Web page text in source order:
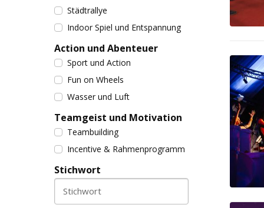
Städtrallye
Indoor Spiel und Entspannung
Action und Abenteuer
Sport und Action
Fun on Wheels
Wasser und Luft
Teamgeist und Motivation
Teambuilding
Incentive & Rahmenprogramm
Stichwort
Stichwort